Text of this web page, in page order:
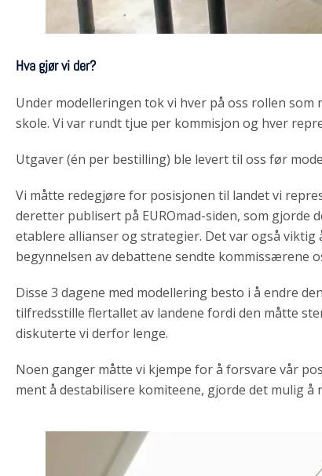
Hva gjør vi der?
Under modelleringen tok vi hver på oss rollen
skole. Vi var rundt tjue per kommisjon og hver
Utgaver (én per bestilling) ble levert til oss før
Vi måtte redegjøre for posisjonen til landet vi
deretter publisert på EUROmad-siden, som
etablere allianser og strategier. Det var også
begynnelsen av debattene sendte kommissærene
Disse 3 dagene med modellering besto i å endre
tilfredsstille flertallet av landene fordi den måtte
diskuterte vi derfor lenge.
Noen ganger måtte vi kjempe for å forsvare vår
ment å destabilisere komiteene, gjorde det mulig